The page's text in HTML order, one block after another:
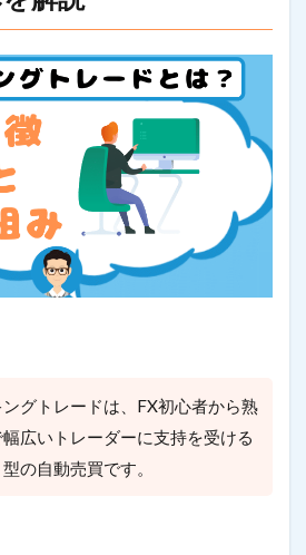
ングトレードは、FX初心者から熟
広いトレーダーに支持を受ける
の自動売買です。